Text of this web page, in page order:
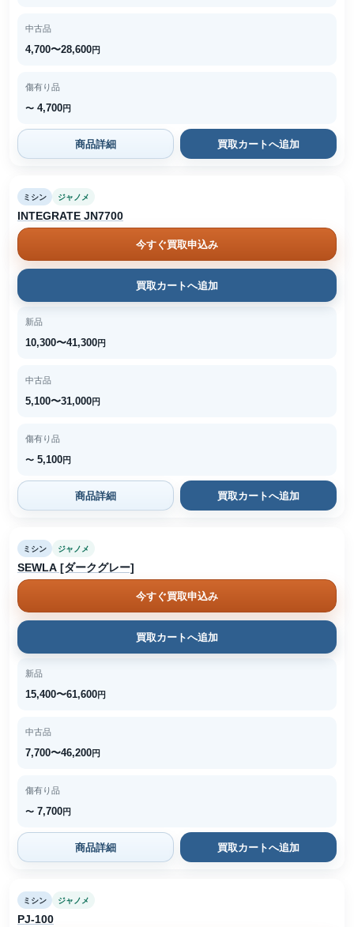
中古品
4,700〜28,600円
傷有り品
〜 4,700円
商品詳細 買取カートへ追加
ミシン ジャノメ
INTEGRATE JN7700
今すぐ買取申込み
買取カートへ追加
新品
10,300〜41,300円
中古品
5,100〜31,000円
傷有り品
〜 5,100円
商品詳細 買取カートへ追加
ミシン ジャノメ
SEWLA [ダークグレー]
今すぐ買取申込み
買取カートへ追加
新品
15,400〜61,600円
中古品
7,700〜46,200円
傷有り品
〜 7,700円
商品詳細 買取カートへ追加
ミシン ジャノメ
PJ-100